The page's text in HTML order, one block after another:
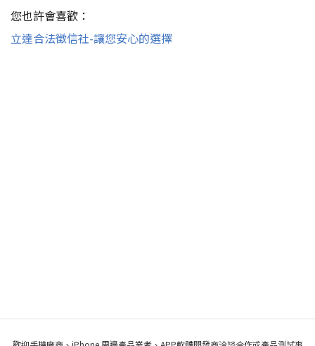
您也許會喜歡：
立達合法徵信社-讓您安心的選擇